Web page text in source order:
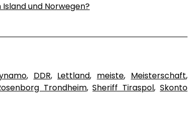
und Norwegen?
, DDR, Lettland, meiste, Meisterschaft,
Trondheim,Sheriff Tiraspol, Skonto